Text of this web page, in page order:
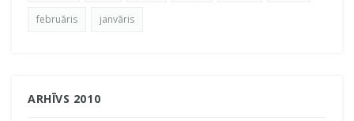
februāris janvāris
ARHĪVS 2010